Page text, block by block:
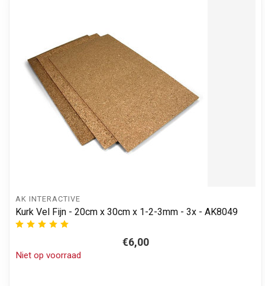
AK INTERACTIVE
Kurk Vel Fijn - 20cm x 30cm x 1-2-3mm - 3x - AK8049
€6,00
Niet op voorraad